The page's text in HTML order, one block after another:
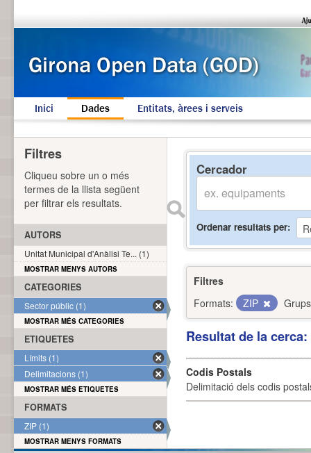
Inici Dades Entitats, àrees i serveis
Cercador
Ordenar resultats per
Filtres
Formats:
ZIP
Resultat de la
Codis Postals
Delimitació dels codis
Filtres
Cliqueu sobre un o més
termes de la llista següent
per filtrar els resultats.
AUTORS
Unitat Municipal d'Anàlisi Te... (1)
MOSTRAR MENYS AUTORS
CATEGORIES
Sector públic (1)
MOSTRAR MÉS CATEGORIES
ETIQUETES
Límits (1)
Delimitacions (1)
MOSTRAR MÉS ETIQUETES
FORMATS
ZIP (1)
MOSTRAR MENYS FORMATS